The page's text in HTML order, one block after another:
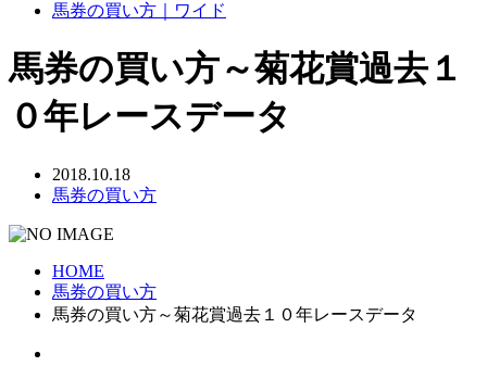
馬券の買い方｜ワイド
馬券の買い方～菊花賞過去１
０年レースデータ
2018.10.18
馬券の買い方
HOME
馬券の買い方
馬券の買い方～菊花賞過去１０年レースデータ